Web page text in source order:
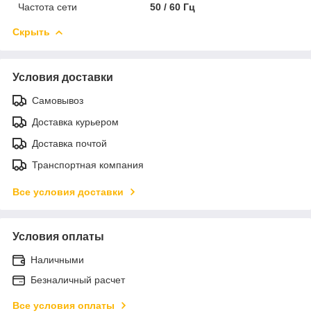
Частота сети
50 / 60 Гц
Скрыть
Условия доставки
Самовывоз
Доставка курьером
Доставка почтой
Транспортная компания
Все условия доставки
Условия оплаты
Наличными
Безналичный расчет
Все условия оплаты